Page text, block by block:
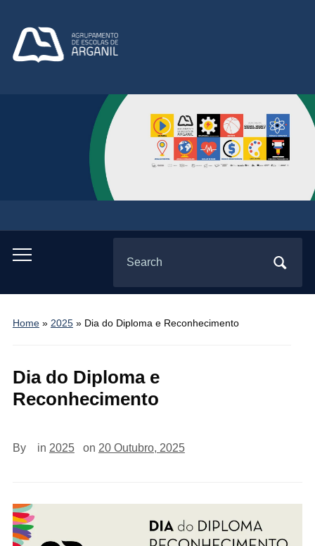
Toggle
menu
for:
Home» 2025» Dia do Diploma e Reconhecimento
Dia do Diploma e
Reconhecimento
By in 2025 on 20 Outubro, 2025